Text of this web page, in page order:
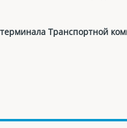
Транспортной